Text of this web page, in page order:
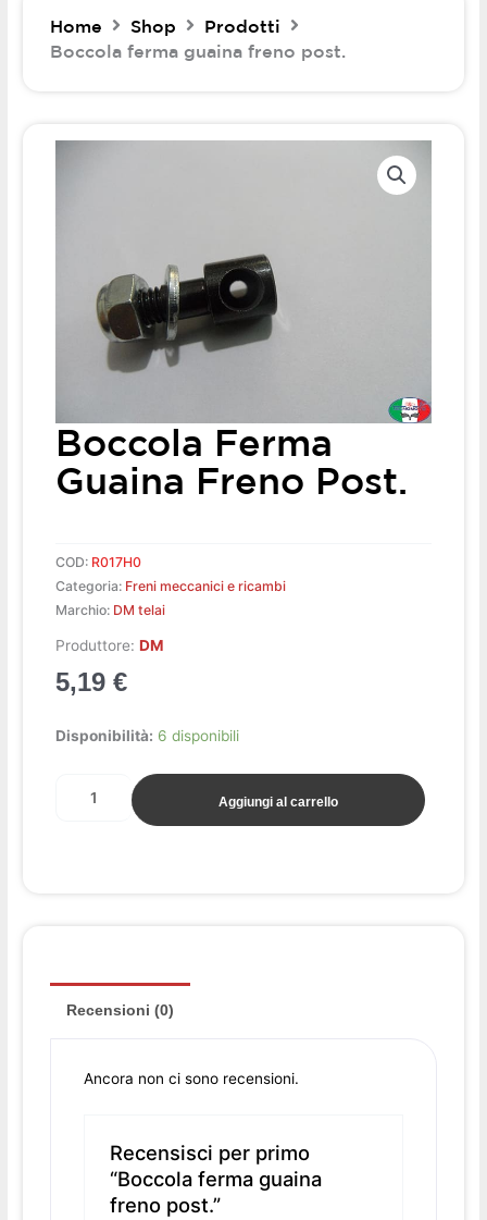
Home Shop
Prodotti
Boccola ferma guaina freno post.
Boccola Ferma
Guaina Freno Post.
COD: R017H0
Categoria: Freni meccanici e ricambi
Marchio: DM telai
Produttore:DM
5,19€
Disponibilità: 6 disponibili
Boccola
Aggiungi al carrello
Recensioni (0)
Ancora non ci sono recensioni.
Recensisci per primo
“Boccola ferma guaina
freno post.”